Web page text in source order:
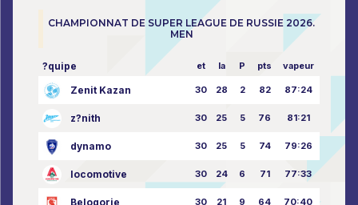
CHAMPIONNAT DE SUPER LEAGUE DE RUSSIE 2026.
MEN
?quipe et la P pts vapeur
Zenit Kazan 30 28 2 82 87:24
z?nith 30 25 5 76 81:21
dynamo 30 25 5 74 79:26
locomotive 30 24 6 71 77:33
Belogorie 30 21 9 64 70:40